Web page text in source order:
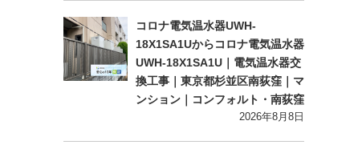
コロナ電気温水器UWH-
18X1SA1Uからコロナ電気温水器
UWH-18X1SA1U｜電気温水器交
換工事｜東京都杉並区南荻窪｜マ
ンション｜コンフォルト・南荻窪
2026年8月8日